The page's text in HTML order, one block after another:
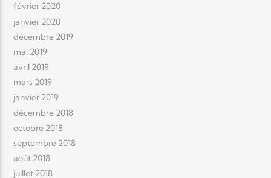
février 2020
janvier 2020
décembre 2019
mai 2019
avril 2019
mars 2019
janvier 2019
décembre 2018
octobre 2018
septembre 2018
août 2018
juillet 2018